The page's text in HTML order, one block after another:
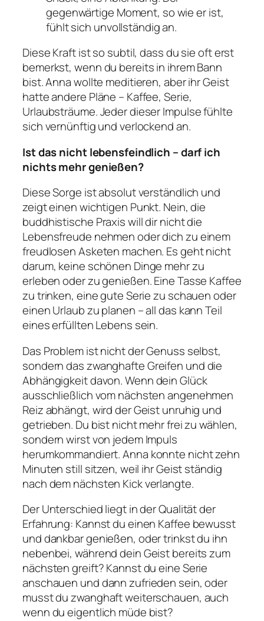
gegenwärtige Moment, so wie er ist,
fühlt sich unvollständig an.
Diese Kraft ist so subtil, dass du sie oft erst
bemerkst, wenn du bereits in ihrem Bann
bist. Anna wollte meditieren, aber ihr Geist
hatte andere Pläne – Kaffee, Serie,
Urlaubsträume. Jeder dieser Impulse fühlte
sich vernünftig und verlockend an.
Ist das nicht lebensfeindlich – darf ich
nichts mehr genießen?
Diese Sorge ist absolut verständlich und
zeigt einen wichtigen Punkt. Nein, die
buddhistische Praxis will dir nicht die
Lebensfreude nehmen oder dich zu einem
freudlosen Asketen machen. Es geht nicht
darum, keine schönen Dinge mehr zu
erleben oder zu genießen. Eine Tasse Kaffee
zu trinken, eine gute Serie zu schauen oder
einen Urlaub zu planen – all das kann Teil
eines erfüllten Lebens sein.
Das Problem ist nicht der Genuss selbst,
sondern daszwanghafte Greifen und die
Abhängigkeitdavon. Wenn dein Glück
ausschließlich vom nächsten angenehmen
Reiz abhängt, wird der Geist unruhig und
getrieben. Du bist nicht mehr frei zu wählen,
sondern wirst von jedem Impuls
herumkommandiert. Anna konnte nicht zehn
Minuten still sitzen, weil ihr Geist ständig
nach dem nächsten Kick verlangte.
Der Unterschied liegt in der Qualität der
Erfahrung: Kannst du einen Kaffee bewusst
und dankbar genießen, oder trinkst du ihn
nebenbei, während dein Geist bereits zum
nächsten greift? Kannst du eine Serie
anschauen und dann zufrieden sein, oder
musst du zwanghaft weiterschauen, auch
wenn du eigentlich müde bist?